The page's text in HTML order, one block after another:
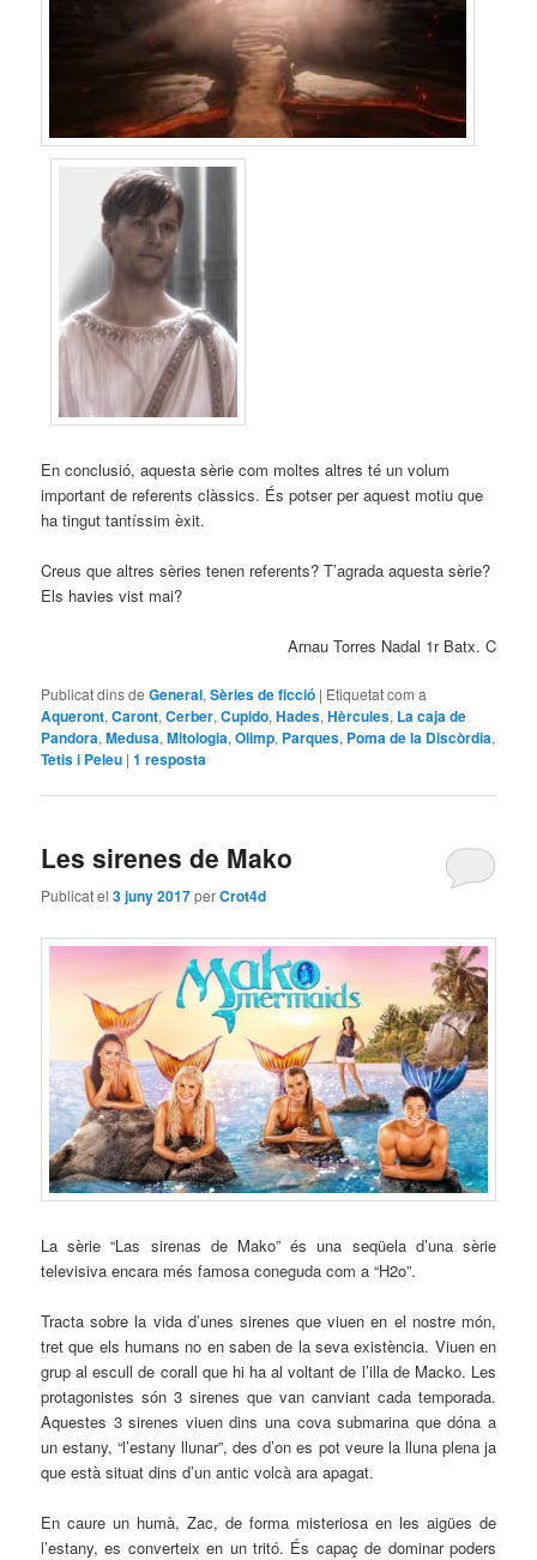
En conclusió, aquesta sèrie com moltes altres té un volum
important de referents clàssics. És potser per aquest motiu que
ha tingut tantíssim èxit.
Creus que altres sèries tenen referents? T’agrada aquesta sèrie?
Els havies vist mai?
Arnau Torres Nadal 1r Batx. C
Publicat dins de General,Sèries de ficció | Etiquetat com a
Aqueront,Caront,Cerber,Cupido,Hades,Hèrcules, La caja de
Pandora,Medusa,Mitologia,Olimp, Parques, Poma de la Discòrdia,
Tetis i Peleu |1 resposta
Les sirenes de Mako
Publicat el3 juny 2017perCrot4d
La sèrie “Las sirenas de Mako” és una seqüela d’una sèrie
televisiva encara més famosa coneguda com a “H2o”.
Tracta sobre la vida d’unes sirenes que viuen en el nostre món,
tret que els humans no en saben de la seva existència. Viuen en
grup al escull de corall que hi ha al voltant de l’illa de Macko. Les
protagonistes són 3 sirenes que van canviant cada temporada.
Aquestes 3 sirenes viuen dins una cova submarina que dóna a
un estany, “l’estany llunar”, des d’on es pot veure la lluna plena ja
que està situat dins d’un antic volcà ara apagat.
En caure un humà, Zac, de forma misteriosa en les aigües de
l’estany, es converteix en un tritó. És capaç de dominar poders